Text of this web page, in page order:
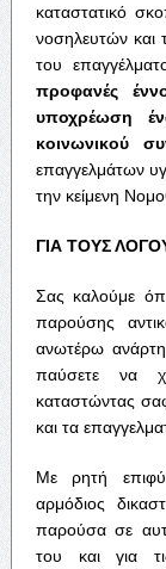
καταστατικό
νοσηλευτών και
του
προφανές
υποχρέωση
κοινωνικού
επαγγελμάτων
την κείμενη
ΓΙΑ ΤΟΥΣ
Σας καλούμε
παρούσης
ανωτέρω
παύσετε να
καταστώντας
και τα
Με ρητή
αρμόδιος
παρούσα σε
του και για